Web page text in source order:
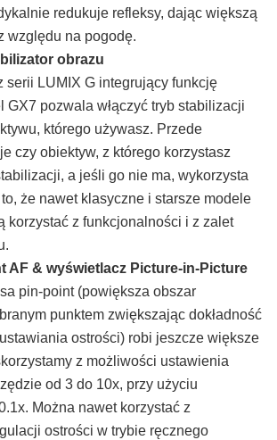
redukuje refleksy, dając większą
względu na pogodę.
obrazu
serii LUMIX G integrujący funkcję
GX7 pozwala włączyć tryb stabilizacji
którego używasz. Przede
czy obiektyw, z którego korzystasz
a jeśli go nie ma, wykorzysta
to, że nawet klasyczne i starsze modele
korzystać z funkcjonalności i z zalet
AF & wyświetlacz Picture-in-Picture
pin-point (powiększa obszar
punktem zwiększając dokładność
ostrości) robi jeszcze większe
z możliwości ustawienia
od 3 do 10x, przy użyciu
Można nawet korzystać z
ostrości w trybie ręcznego